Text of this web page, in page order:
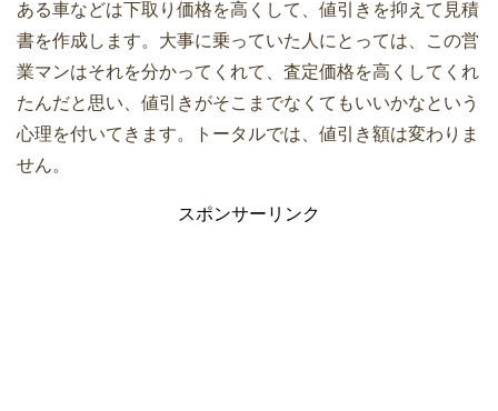
ある車などは下取り価格を高くして、値引きを抑えて見積
書を作成します。大事に乗っていた人にとっては、この営
業マンはそれを分かってくれて、査定価格を高くしてくれ
たんだと思い、値引きがそこまでなくてもいいかなという
心理を付いてきます。トータルでは、値引き額は変わりま
せん。
スポンサーリンク